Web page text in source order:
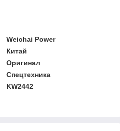
Weichai Power
Китай
Оригинал
Спецтехника
KW2442